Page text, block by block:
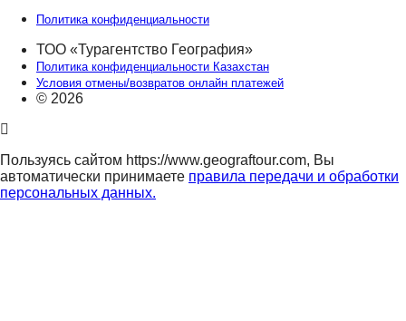
Политика конфиденциальности
ТОО «Турагентство География»
Политика конфиденциальности Казахстан
Условия отмены/возвратов онлайн платежей
© 2026
Пользуясь сайтом https://www.geograftour.com, Вы
автоматически принимаете правила передачи и обработки
персональных данных.